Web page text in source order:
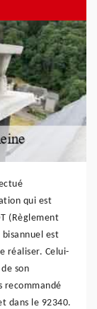
qui est
(Règlement
est
réaliser. Celui-
son
recommandé
dans le 92340.